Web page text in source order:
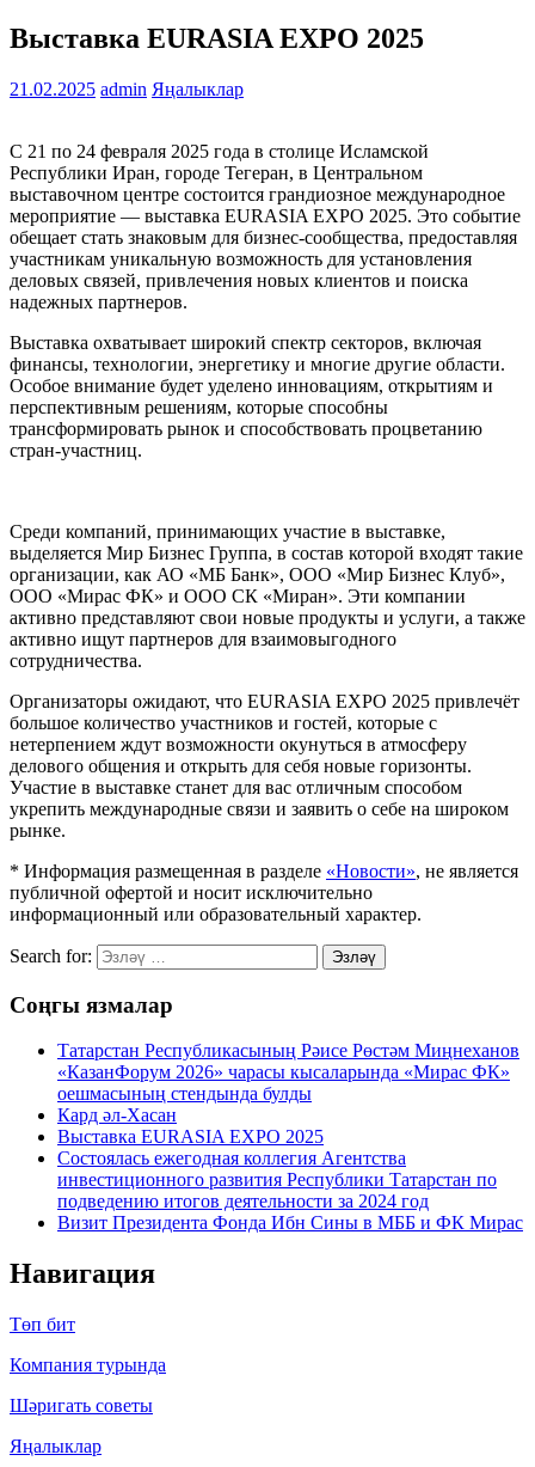
Выставка EURASIA EXPO 2025
21.02.2025 admin Яңалыклар
С 21 по 24 февраля 2025 года в столице Исламской
Республики Иран, городе Тегеран, в Центральном
выставочном центре состоится грандиозное международное
мероприятие — выставка EURASIA EXPO 2025. Это событие
обещает стать знаковым для бизнес-сообщества, предоставляя
участникам уникальную возможность для установления
деловых связей, привлечения новых клиентов и поиска
надежных партнеров.
Выставка охватывает широкий спектр секторов, включая
финансы, технологии, энергетику и многие другие области.
Особое внимание будет уделено инновациям, открытиям и
перспективным решениям, которые способны
трансформировать рынок и способствовать процветанию
стран-участниц.
Среди компаний, принимающих участие в выставке,
выделяется Мир Бизнес Группа, в состав которой входят такие
организации, как АО «МБ Банк», ООО «Мир Бизнес Клуб»,
ООО «Мирас ФК» и ООО СК «Миран». Эти компании
активно представляют свои новые продукты и услуги, а также
активно ищут партнеров для взаимовыгодного
сотрудничества.
Организаторы ожидают, что EURASIA EXPO 2025 привлечёт
большое количество участников и гостей, которые с
нетерпением ждут возможности окунуться в атмосферу
делового общения и открыть для себя новые горизонты.
Участие в выставке станет для вас отличным способом
укрепить международные связи и заявить о себе на широком
рынке.
* Информация размещенная в разделе «Новости», не является
публичной офертой и носит исключительно
информационный или образовательный характер.
Search for: Эзләү
Соңгы язмалар
Татарстан Республикасының Рәисе Рөстәм Миңнеханов
«КазанФорум 2026» чарасы кысаларында «Мирас ФК»
оешмасының стендында булды
Кард әл-Хасан
Выставка EURASIA EXPO 2025
Состоялась ежегодная коллегия Агентства
инвестиционного развития Республики Татарстан по
подведению итогов деятельности за 2024 год
Визит Президента Фонда Ибн Сины в МББ и ФК Мирас
Навигация
Төп бит
Компания турында
Шәригать cоветы
Яңалыклар